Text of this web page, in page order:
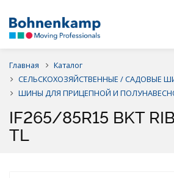
Главная
Каталог
СЕЛЬСКОХОЗЯЙСТВЕННЫЕ / САДОВЫЕ
ШИНЫ ДЛЯ ПРИЦЕПНОЙ И
IF265/85R15 BKT
TL